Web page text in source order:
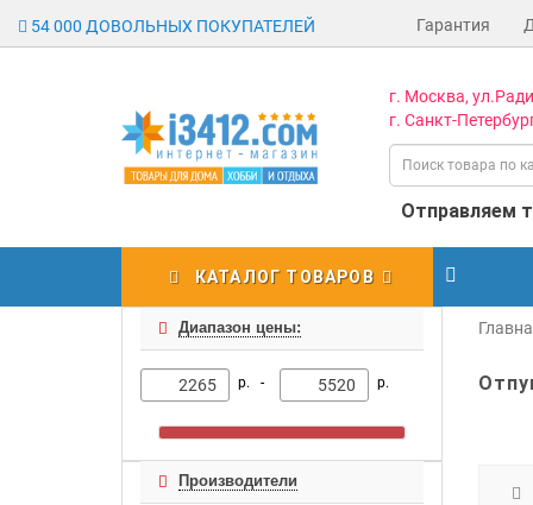
54 000 ДОВОЛЬНЫХ ПОКУПАТЕЛЕЙ Гарантия
г. Москва,
г. Санкт-
Отправляем
КАТАЛОГ ТОВАРОВ
Диапазон цены:
р. - р.
Производители